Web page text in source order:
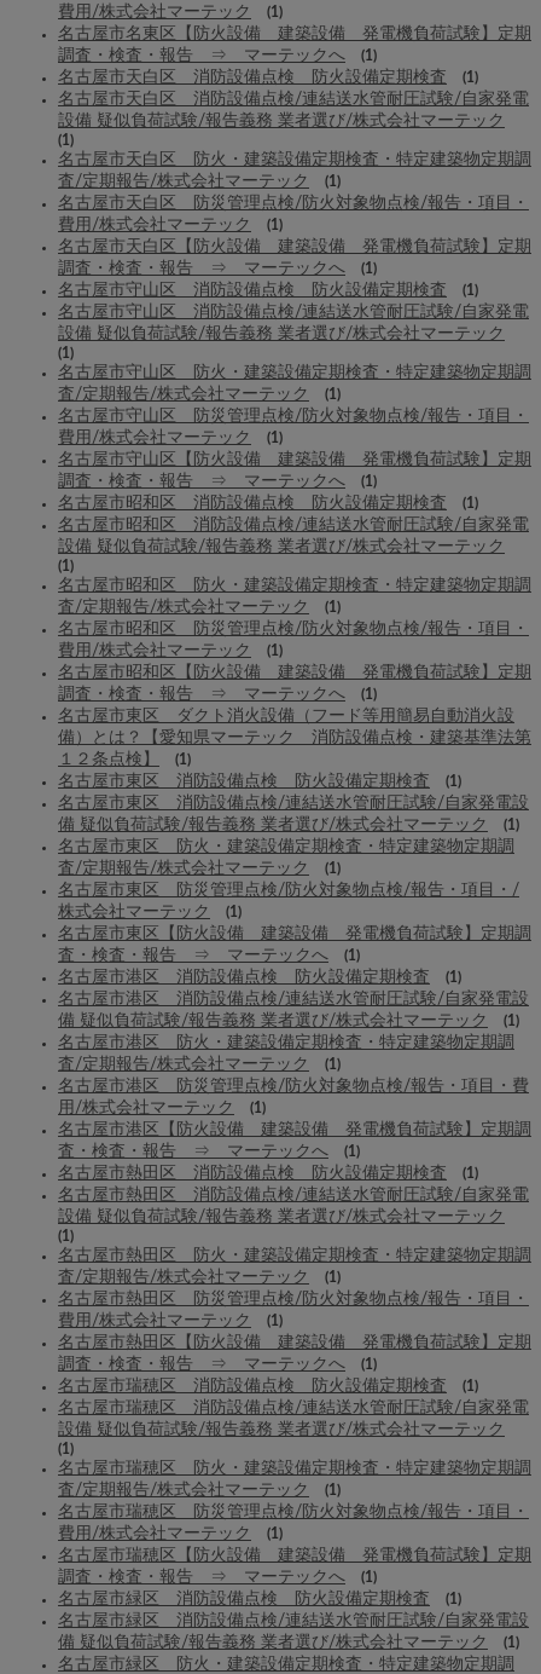
費用/株式会社マーテック
(1)
名古屋市名東区【防火設備 建築設備 発電機負荷試験】定期
調査・検査・報告 ⇒ マーテックへ
(1)
名古屋市天白区 消防設備点検 防火設備定期検査 (1)
名古屋市天白区 消防設備点検/連結送水管耐圧試験/自家発電
設備 疑似負荷試験/報告義務 業者選び/株式会社マーテック
(1)
名古屋市天白区 防火・建築設備定期検査・特定建築物定期調
査/定期報告/株式会社マーテック
(1)
名古屋市天白区 防災管理点検/防火対象物点検/報告・項目・
費用/株式会社マーテック
(1)
名古屋市天白区【防火設備 建築設備 発電機負荷試験】定期
調査・検査・報告 ⇒ マーテックへ
(1)
名古屋市守山区 消防設備点検 防火設備定期検査 (1)
名古屋市守山区 消防設備点検/連結送水管耐圧試験/自家発電
設備 疑似負荷試験/報告義務 業者選び/株式会社マーテック
(1)
名古屋市守山区 防火・建築設備定期検査・特定建築物定期調
査/定期報告/株式会社マーテック
(1)
名古屋市守山区 防災管理点検/防火対象物点検/報告・項目・
費用/株式会社マーテック
(1)
名古屋市守山区【防火設備 建築設備 発電機負荷試験】定期
調査・検査・報告 ⇒ マーテックへ
(1)
名古屋市昭和区 消防設備点検 防火設備定期検査 (1)
名古屋市昭和区 消防設備点検/連結送水管耐圧試験/自家発電
設備 疑似負荷試験/報告義務 業者選び/株式会社マーテック
(1)
名古屋市昭和区 防火・建築設備定期検査・特定建築物定期調
査/定期報告/株式会社マーテック
(1)
名古屋市昭和区 防災管理点検/防火対象物点検/報告・項目・
費用/株式会社マーテック
(1)
名古屋市昭和区【防火設備 建築設備 発電機負荷試験】定期
調査・検査・報告 ⇒ マーテックへ
(1)
名古屋市東区 ダクト消火設備（フード等用簡易自動消火設
備）とは？【愛知県マーテック 消防設備点検・建築基準法第
１２条点検】
(1)
名古屋市東区 消防設備点検 防火設備定期検査 (1)
名古屋市東区 消防設備点検/連結送水管耐圧試験/自家発電設
備 疑似負荷試験/報告義務 業者選び/株式会社マーテック
(1)
名古屋市東区 防火・建築設備定期検査・特定建築物定期調
査/定期報告/株式会社マーテック
(1)
名古屋市東区 防災管理点検/防火対象物点検/報告・項目・/
株式会社マーテック
(1)
名古屋市東区【防火設備 建築設備 発電機負荷試験】定期調
査・検査・報告 ⇒ マーテックへ
(1)
名古屋市港区 消防設備点検 防火設備定期検査 (1)
名古屋市港区 消防設備点検/連結送水管耐圧試験/自家発電設
備 疑似負荷試験/報告義務 業者選び/株式会社マーテック
(1)
名古屋市港区 防火・建築設備定期検査・特定建築物定期調
査/定期報告/株式会社マーテック
(1)
名古屋市港区 防災管理点検/防火対象物点検/報告・項目・費
用/株式会社マーテック
(1)
名古屋市港区【防火設備 建築設備 発電機負荷試験】定期調
査・検査・報告 ⇒ マーテックへ
(1)
名古屋市熱田区 消防設備点検 防火設備定期検査 (1)
名古屋市熱田区 消防設備点検/連結送水管耐圧試験/自家発電
設備 疑似負荷試験/報告義務 業者選び/株式会社マーテック
(1)
名古屋市熱田区 防火・建築設備定期検査・特定建築物定期調
査/定期報告/株式会社マーテック
(1)
名古屋市熱田区 防災管理点検/防火対象物点検/報告・項目・
費用/株式会社マーテック
(1)
名古屋市熱田区【防火設備 建築設備 発電機負荷試験】定期
調査・検査・報告 ⇒ マーテックへ
(1)
名古屋市瑞穂区 消防設備点検 防火設備定期検査 (1)
名古屋市瑞穂区 消防設備点検/連結送水管耐圧試験/自家発電
設備 疑似負荷試験/報告義務 業者選び/株式会社マーテック
(1)
名古屋市瑞穂区 防火・建築設備定期検査・特定建築物定期調
査/定期報告/株式会社マーテック
(1)
名古屋市瑞穂区 防災管理点検/防火対象物点検/報告・項目・
費用/株式会社マーテック
(1)
名古屋市瑞穂区【防火設備 建築設備 発電機負荷試験】定期
調査・検査・報告 ⇒ マーテックへ
(1)
名古屋市緑区 消防設備点検 防火設備定期検査 (1)
名古屋市緑区 消防設備点検/連結送水管耐圧試験/自家発電設
備 疑似負荷試験/報告義務 業者選び/株式会社マーテック
(1)
名古屋市緑区 防火・建築設備定期検査・特定建築物定期調